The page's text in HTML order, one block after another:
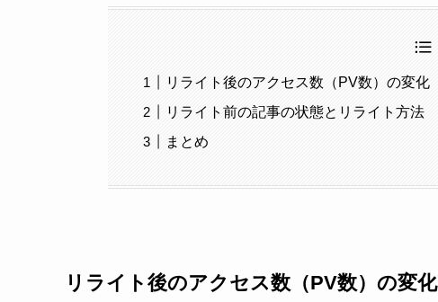
リライト後のアクセス数（PV数）の変化
リライト前の記事の状態とリライト方法
まとめ
リライト後のアクセス数（PV数）の変化